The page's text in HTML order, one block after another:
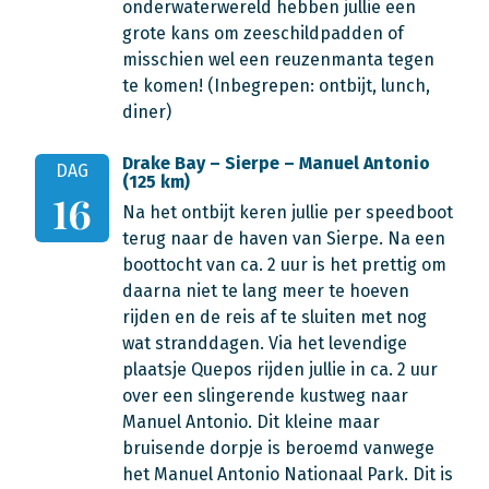
onderwaterwereld hebben jullie een
grote kans om zeeschildpadden of
misschien wel een reuzenmanta tegen
te komen! (Inbegrepen: ontbijt, lunch,
diner)
DAG
16
Drake Bay – Sierpe – Manuel Antonio
(125 km)
Na het ontbijt keren jullie per speedboot
terug naar de haven van Sierpe. Na een
boottocht van ca. 2 uur is het prettig om
daarna niet te lang meer te hoeven
rijden en de reis af te sluiten met nog
wat stranddagen. Via het levendige
plaatsje Quepos rijden jullie in ca. 2 uur
over een slingerende kustweg naar
Manuel Antonio. Dit kleine maar
bruisende dorpje is beroemd vanwege
het Manuel Antonio Nationaal Park. Dit is